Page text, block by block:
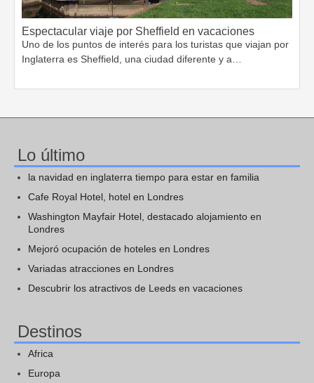
Espectacular viaje por Sheffield en vacaciones
Uno de los puntos de interés para los turistas que viajan por
Inglaterra es Sheffield, una ciudad diferente y a…
Lo último
la navidad en inglaterra tiempo para estar en familia
Cafe Royal Hotel, hotel en Londres
Washington Mayfair Hotel, destacado alojamiento en
Londres
Mejoró ocupación de hoteles en Londres
Variadas atracciones en Londres
Descubrir los atractivos de Leeds en vacaciones
Destinos
Africa
Europa